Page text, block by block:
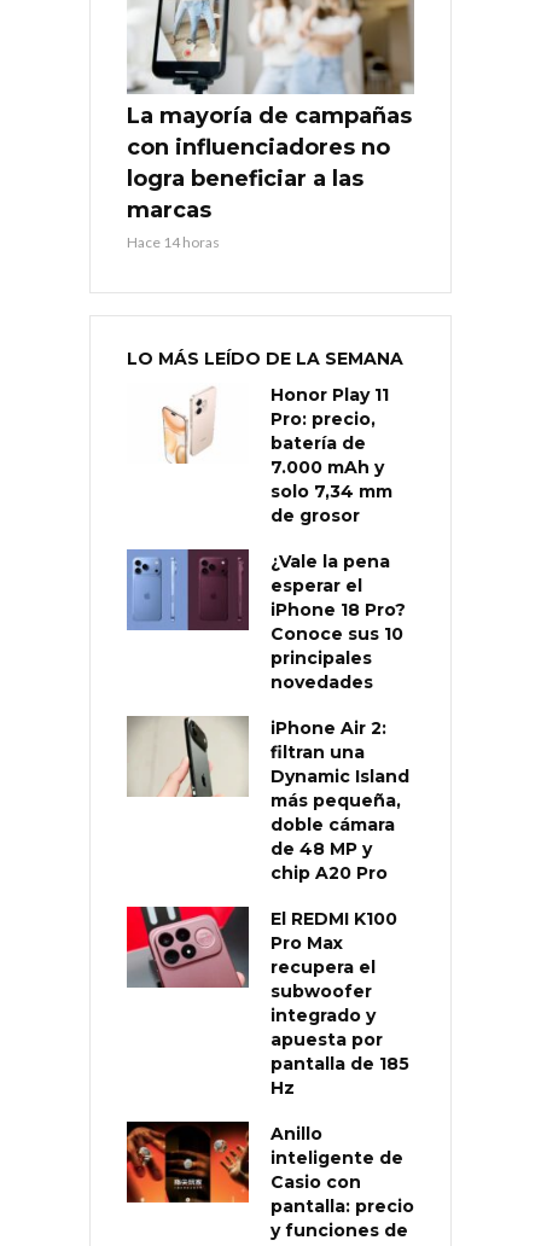
La mayoría de campañas
con influenciadores no
logra beneficiar a las
marcas
Hace 14 horas
LO MÁS LEÍDO DE LA SEMANA
Honor Play 11
Pro: precio,
batería de
7.000 mAh y
solo 7,34 mm
de grosor
¿Vale la pena
esperar el
iPhone 18 Pro?
Conoce sus 10
principales
novedades
iPhone Air 2:
filtran una
Dynamic Island
más pequeña,
doble cámara
de 48 MP y
chip A20 Pro
El REDMI K100
Pro Max
recupera el
subwoofer
integrado y
apuesta por
pantalla de 185
Hz
Anillo
inteligente de
Casio con
pantalla: precio
y funciones de